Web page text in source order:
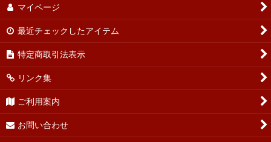
マイページ
最近チェックしたアイテム
特定商取引法表示
リンク集
ご利用案内
お問い合わせ